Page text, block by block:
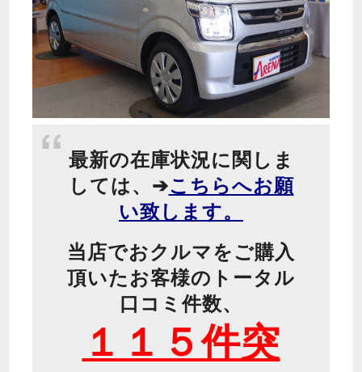
最新の在庫状況に関しま
しては、➔こちらへお願
い致します。
当店でおクルマをご購入
頂いたお客様のトータル
口コミ件数、
１１５件突